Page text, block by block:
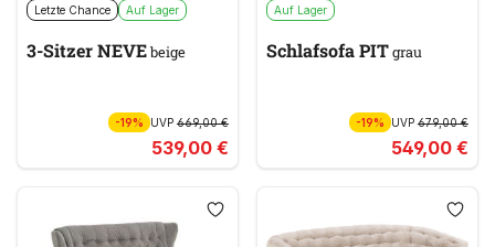
Letzte Chance Auf Lager
3-Sitzer NEVEbeige
-19% UVP 669,00 €
539,00 €
Auf Lager
Schlafsofa PITgrau
-19% UVP679,00 €
549,00 €